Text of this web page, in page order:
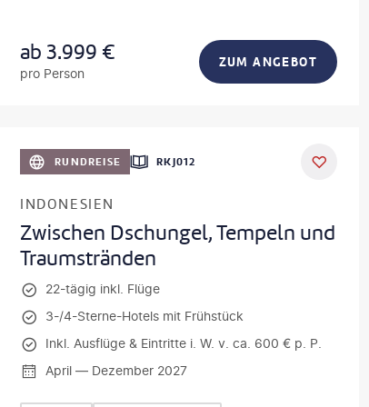
ab3.999 €
pro Person
ZUM ANGEBOT
RUNDREISE RKJ012
INDONESIEN
Zwischen Dschungel, Tempeln und
Traumstränden
22-tägig inkl. Flüge
3-/4-Sterne-Hotels mit Frühstück
Inkl. Ausflüge & Eintritte i. W. v. ca. 600 € p. P.
April — Dezember 2027